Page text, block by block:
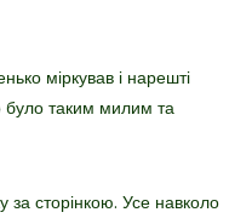
міркував і нарешті
було таким милим та
за сторінкою. Усе навколо